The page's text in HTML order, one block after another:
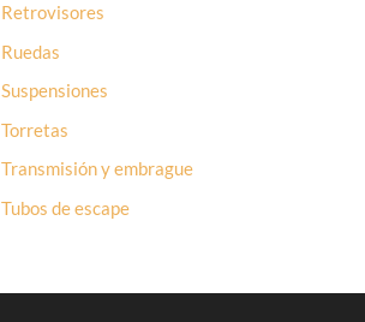
Retrovisores
Ruedas
Suspensiones
Torretas
Transmisión y embrague
Tubos de escape